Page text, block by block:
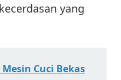
yang
Cuci Bekas